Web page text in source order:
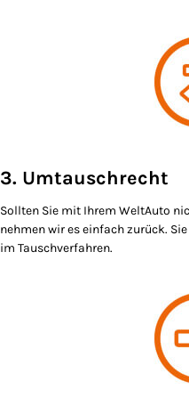
3. Umtauschrecht
Sollten Sie mit Ihrem WeltAuto
nehmen wir es einfach zurück.
im Tauschverfahren.